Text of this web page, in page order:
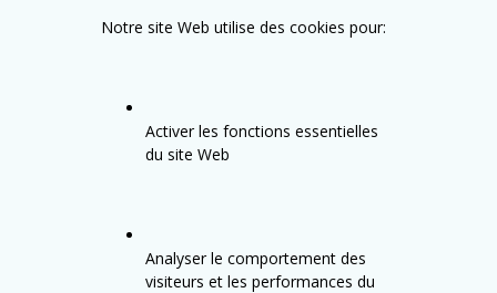
Notre site Web utilise des cookies pour:
Activer les fonctions essentielles
du site Web
Analyser le comportement des
visiteurs et les performances du